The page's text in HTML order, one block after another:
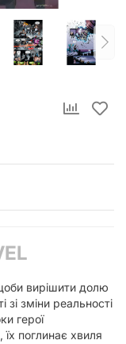
вирішити долю
зі зміни реальності
герої
поглинає хвиля